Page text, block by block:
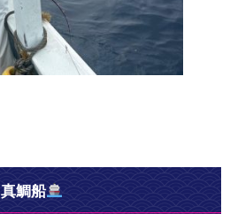
真鯛船